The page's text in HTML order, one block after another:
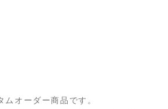
ムオーダー商品です。